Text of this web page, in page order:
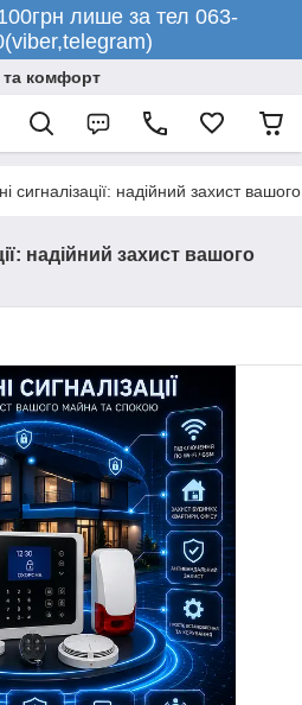
лише за тел 063-
та комфорт
сигналізації: надійний захист
надійний захист вашого